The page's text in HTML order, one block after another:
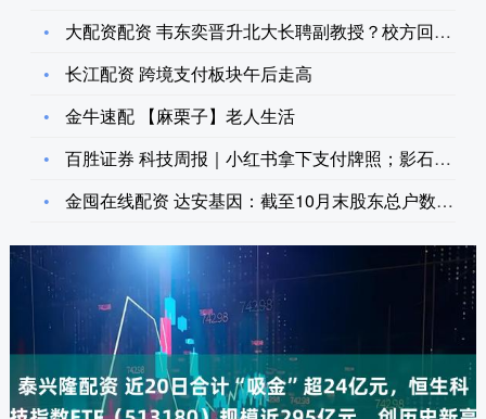
大配资配资 韦东奕晋升北大长聘副教授？校方回应：按学校流程走
长江配资 跨境支付板块午后走高
金牛速配 【麻栗子】老人生活
百胜证券 科技周报｜小红书拿下支付牌照；影石回应大疆“价格战
金囤在线配资 达安基因：截至10月末股东总户数约为13万9千